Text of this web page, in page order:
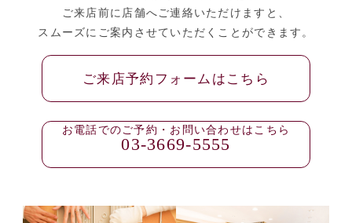
ご来店前に店舗へご連絡いただけますと、
スムーズにご案内させていただくことができます。
ご来店予約フォームはこちら
お電話でのご予約・お問い合わせはこちら
03-3669-5555